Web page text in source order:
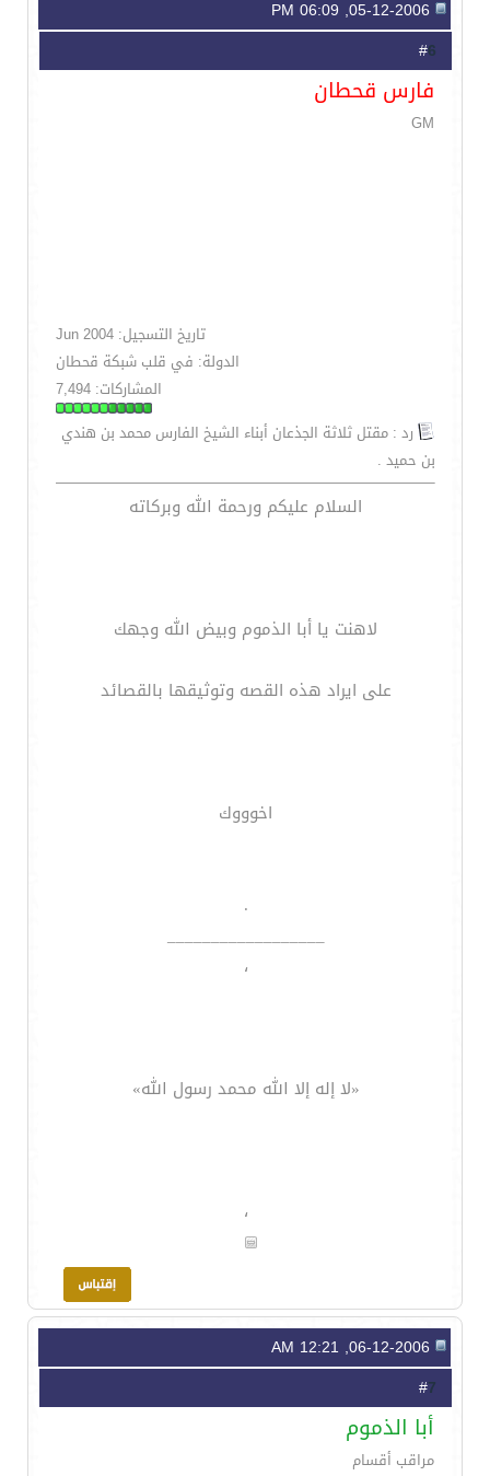
6
فارس قحطان
GM
تاريخ التسجيل: Jun 2004
الدولة: في قلب شبكة قحطان
المشاركات: 7,494
رد : مقتل ثلاثة الجذعان أبناء الشيخ الفارس محمد بن هندي
بن حميد .
السلام عليكم ورحمة الله وبركاته
لاهنت يا أبا الذموم وبيض الله وجهك
على ايراد هذه القصه وتوثيقها بالقصائد
اخوووك
.
__________________
،
«لا إله إلا الله محمد رسول الله»
،
7
أبا الذموم
مراقب أقسام